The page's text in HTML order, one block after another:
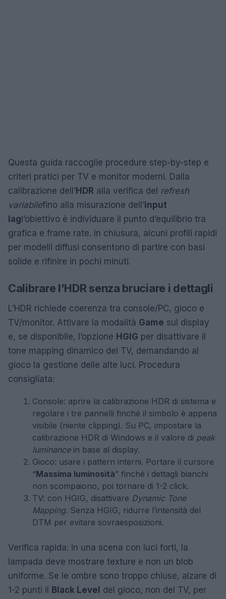
Questa guida raccoglie procedure step-by-step e
criteri pratici per TV e monitor moderni. Dalla
calibrazione dell’HDR alla verifica del refresh
variabilefino alla misurazione dell’input
lag l’obiettivo è individuare il punto d’equilibrio tra
grafica e frame rate. In chiusura, alcuni profili rapidi
per modelli diffusi consentono di partire con basi
solide e rifinire in pochi minuti.
Calibrare l’HDR senza bruciare i dettagli
L’HDR richiede coerenza tra console/PC, gioco e
TV/monitor. Attivare la modalità Game sul display
e, se disponibile, l’opzione HGIG per disattivare il
tone mapping dinamico del TV, demandando al
gioco la gestione delle alte luci. Procedura
consigliata:
Console: aprire la calibrazione HDR di sistema e
regolare i tre pannelli finché il simbolo è appena
visibile (niente clipping). Su PC, impostare la
calibrazione HDR di Windows e il valore di peak
luminancein base al display.
Gioco: usare i pattern interni. Portare il cursore
“Massima luminosità” finché i dettagli bianchi
non scompaiono, poi tornare di 1-2 click.
TV: con HGIG, disattivare Dynamic Tone
Mapping. Senza HGIG, ridurre l’intensità del
DTM per evitare sovraesposizioni.
Verifica rapida: in una scena con luci forti, la
lampada deve mostrare texture e non un blob
uniforme. Se le ombre sono troppo chiuse, alzare di
1-2 punti il
Black Level del gioco, non del TV, per